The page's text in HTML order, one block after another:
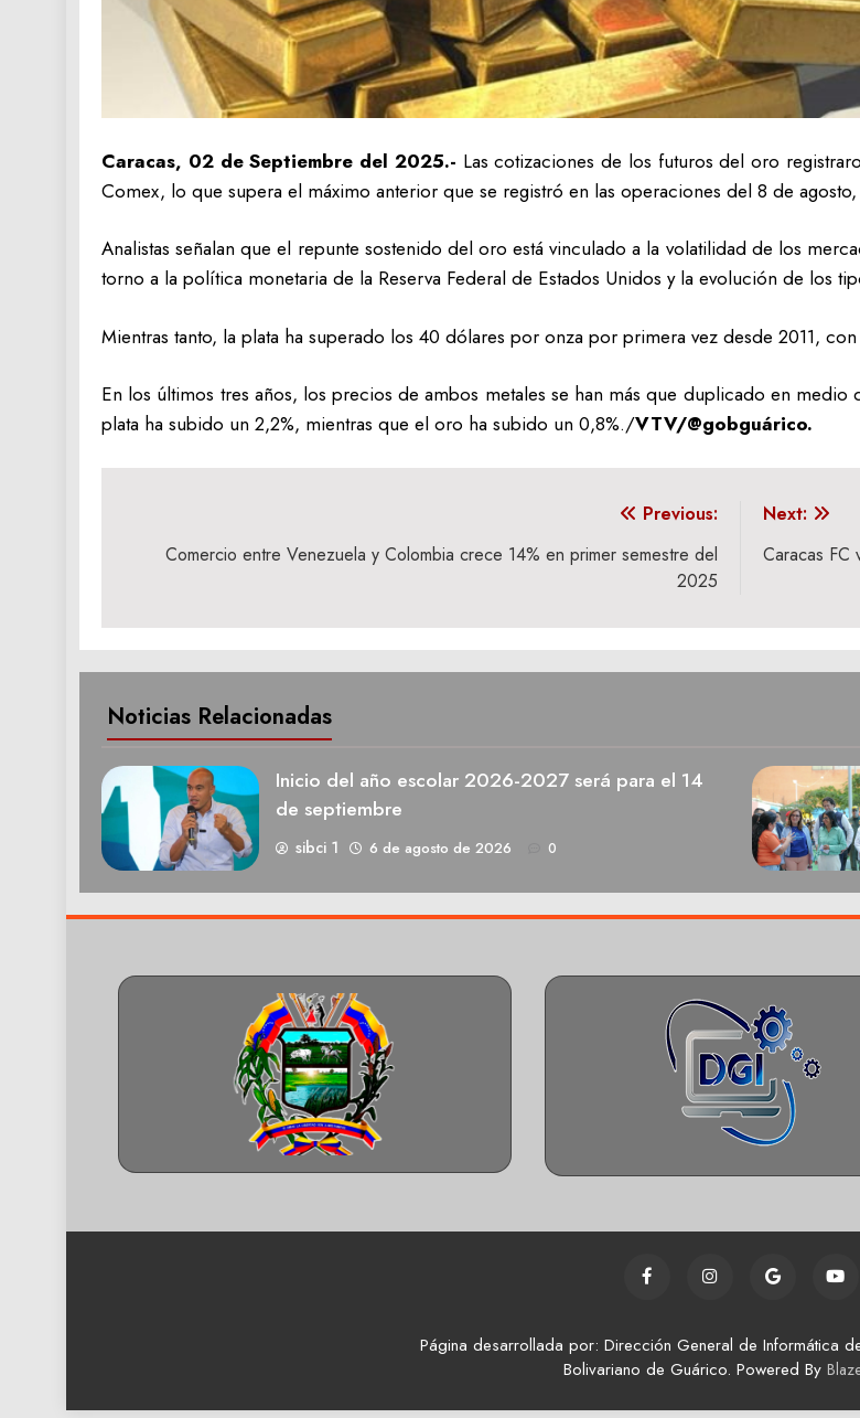
Caracas, 02 de Septiembre del 2025.- Las cotizaciones de los futuros del oro
Comex, lo que supera el máximo anterior que se registró en las operaciones del 8 de
Analistas señalan que el repunte sostenido del oro está vinculado a la volatilidad de los
torno a la política monetaria de la Reserva Federal de Estados Unidos y la evolución de los
Mientras tanto, la plata ha superado los 40 dólares por onza por primera vez desde 2011,
En los últimos tres años, los precios de ambos metales se han más que duplicado en
plata ha subido un 2,2%, mientras que el oro ha subido un 0,8%./VTV/@gobguárico.
Previous:
Comercio entre Venezuela y Colombia crece 14% en primer semestre del
2025
Next:
Caracas FC
Noticias Relacionadas
Inicio del año escolar 2026-2027 será para el 14
de septiembre
sibci 1 6 de agosto de 2026 0
Página desarrollada por: Dirección General de Informática
Bolivariano de Guárico. Powered By